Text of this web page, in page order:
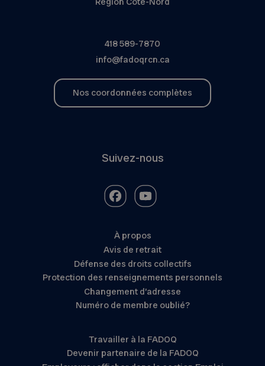
418 589-7870
info@fadoqrcn.ca
Nos coordonnées complètes
Suivez-nous
À propos
Avis de retrait
Défense des droits collectifs
Protection des renseignements personnels
Changement d’adresse
Numéro de membre oublié?
Travailler à la FADOQ
Devenir partenaire de la FADOQ